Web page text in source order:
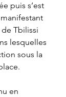
puis s’est
Tbilissi
lesquelles
sous la
en